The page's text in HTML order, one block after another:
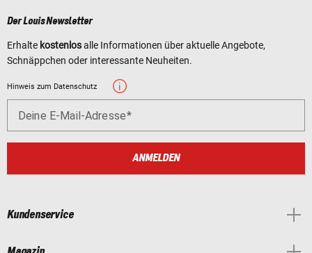
Der Louis Newsletter
Erhalte kostenlosalle Informationen über aktuelle Angebote,
Schnäppchen oder interessante Neuheiten.
Hinweis zum Datenschutz
Deine E-Mail-Adresse
ANMELDEN
Kundenservice